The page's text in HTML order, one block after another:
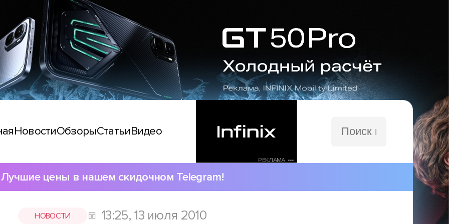
НовостиОбзорыСтатьиВидео
РЕКЛАМА •••
сайту
Лучшие цены в нашем скидочном Telegram!
НОВОСТИ 13:25, 13 июля 2010